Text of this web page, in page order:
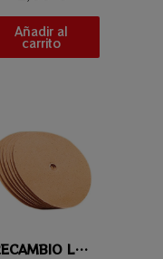
Añadir al
carrito
Vista rápidaRECAMBIO LIJAS MAQUINA NIVELADORA (12 UNI.)